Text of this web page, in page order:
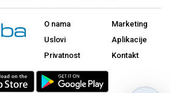
O nama
Uslovi
Privatnost
Marketing
Aplikacije
Kontakt